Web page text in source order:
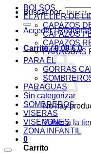
Buscar por:
Acceder /
Carrito /0,00€ 0
No hay
Volver a la
0
Carrito
BOLSOS
EL ATELIER DE
CAPAZOS
CAPAZOS
CAPAZOS
PARAGUAS
PARA ÉL
GORRAS
PARAGUAS
Sin categorizar
SOMBREROS
VISERAS
VISERONES
ZONA INFANTIL